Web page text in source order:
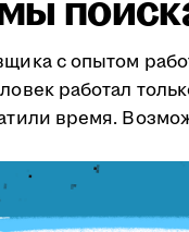
с опытом
работал
время.